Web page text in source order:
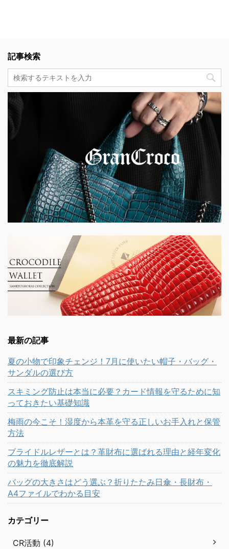
記事検索
最新の記事
夏の小物で印象チェンジ！7月に使いたい帽子・バッグ・
サンダルの選び方
スキミング防止は本当に必要？カード情報を守るために知
っておきたい基礎知識
梅雨の今こそ！湿度から本革を守る正しいお手入れと保管
方法
ブライドルレザーとは？革財布に選ばれる理由と経年変化
の魅力を徹底解説
バッグの大きさはどう選ぶ？折りたたみ日傘・長財布・
A4ファイルでわかる目安
カテゴリー
CR活動 (4)